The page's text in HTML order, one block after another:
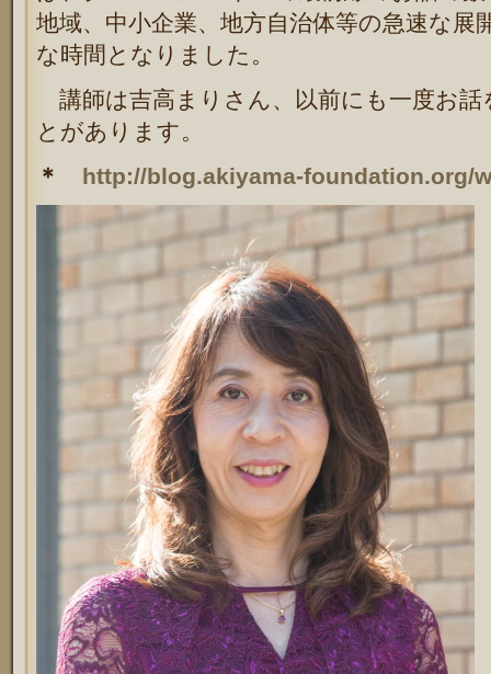
地域、中小企業、地方自治体等の急速な展
な時間となりました。
講師は吉高まりさん、以前にも一度お話
とがあります。
＊ http://blog.akiyama-foundation.org/